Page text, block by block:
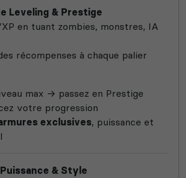
Leveling & Prestige
en tuant zombies, monstres, IA
récompenses à chaque palier
max → passez en Prestige
votre progression
exclusives, puissance et
& Style